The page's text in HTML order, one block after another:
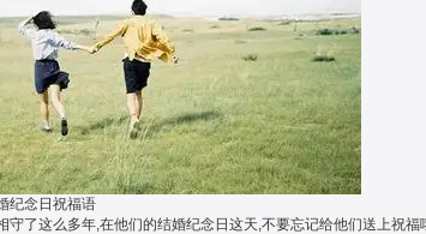
纪念日祝福语
了这么多年,在他们的结婚纪念日这天,不要忘记给他们送上祝